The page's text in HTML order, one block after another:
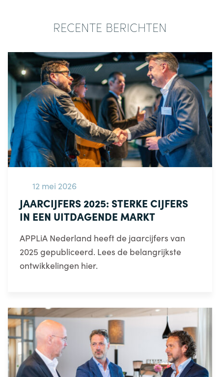
RECENTE BERICHTEN
12 mei 2026
JAARCIJFERS 2025: STERKE CIJFERS
IN EEN UITDAGENDE MARKT
APPLiA Nederland heeft de jaarcijfers van
2025 gepubliceerd. Lees de belangrijkste
ontwikkelingen hier.